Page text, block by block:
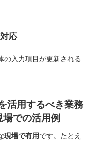
応
の入力項目が更新される
活用するべき業務
場での活用例
現場で有用です。たとえ